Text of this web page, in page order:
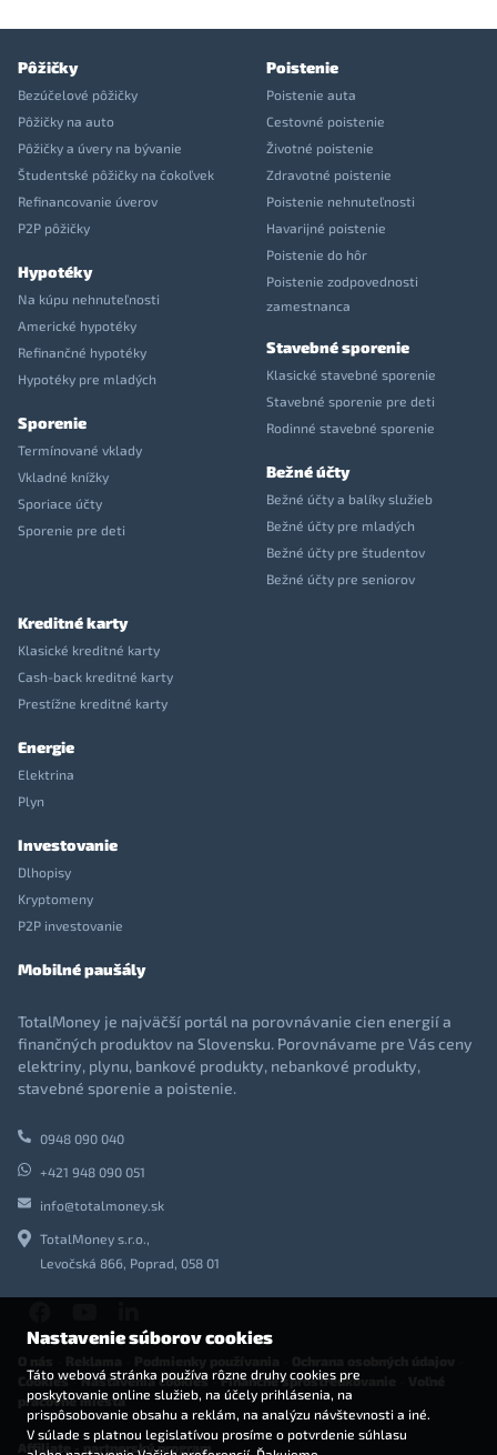
Pôžičky
Bezúčelové pôžičky
Pôžičky na auto
Pôžičky a úvery na bývanie
Študentské pôžičky na čokoľvek
Refinancovanie úverov
P2P pôžičky
Hypotéky
Na kúpu nehnuteľnosti
Americké hypotéky
Refinančné hypotéky
Hypotéky pre mladých
Sporenie
Termínované vklady
Vkladné knížky
Sporiace účty
Sporenie pre deti
Poistenie
Poistenie auta
Cestovné poistenie
Životné poistenie
Zdravotné poistenie
Poistenie nehnuteľnosti
Havarijné poistenie
Poistenie do hôr
Poistenie zodpovednosti
zamestnanca
Stavebné sporenie
Klasické stavebné sporenie
Stavebné sporenie pre deti
Rodinné stavebné sporenie
Bežné účty
Bežné účty a balíky služieb
Bežné účty pre mladých
Bežné účty pre študentov
Bežné účty pre seniorov
Kreditné karty
Klasické kreditné karty
Cash-back kreditné karty
Prestížne kreditné karty
Energie
Elektrina
Plyn
Investovanie
Dlhopisy
Kryptomeny
P2P investovanie
Mobilné paušály
TotalMoney je najväčší portál na porovnávanie cien energií a
finančných produktov na Slovensku. Porovnávame pre Vás ceny
elektriny, plynu, bankové produkty, nebankové produkty,
stavebné sporenie a poistenie.
0948 090 040
+421 948 090 051
info@totalmoney.sk
TotalMoney s.r.o.,
Levočská 866, Poprad, 058 01
Cookies-Nastavenia cookies -Finančné sprostredkovanie
pracovné miesta
Affiliate - partnerský program
Nastavenie súborov cookies
Táto webová stránka používa rôzne druhy cookies pre
poskytovanie online služieb, na účely prihlásenia, na
prispôsobovanie obsahu a reklám, na analýzu návštevnosti a iné.
V súlade s platnou legislatívou prosíme o potvrdenie súhlasu